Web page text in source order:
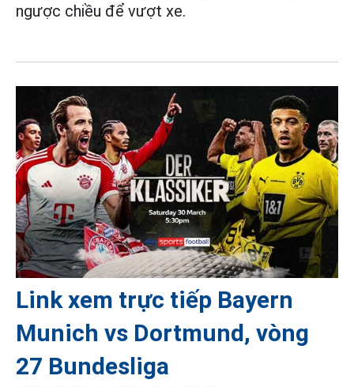
ngược chiều để vượt xe.
Link xem trực tiếp Bayern
Munich vs Dortmund, vòng
27 Bundesliga